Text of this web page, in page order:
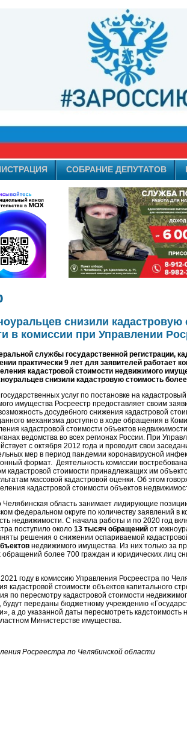
СОБРАНИЕ ДЕПУТАТОВ
снизили кадастровую
в комиссии при Управлении
службы государственной регистрации,
практически 9 лет для заявителей работает
кадастровой стоимости недвижимого
снизили кадастровую стоимость
услуг по постановке на
имущества Росреестр предоставляет своим
досудебного снижения кадастровой
механизма доступно в ходе обращения в
кадастровой стоимости объектов
ведомства во всех регионах России. При
с октября 2012 года и проводит свои
мер в период пандемии коронавирусной
формат. Деятельность комиссии
кадастровой стоимости принадлежащих им
массовой кадастровой оценки. Об этом
кадастровой стоимости объектов
Челябинская область занимает лидирующие
федеральном округе по количеству заявлений
недвижимости. С начала работы и по 2020 год
поступило около 13 тысяч обращений от
решения о снижении оспариваемой
недвижимого имущества. Из них только за
более 700 граждан и юридических лиц
году в комиссию Управления Росреестра по
кадастровой стоимости объектов капитального
по пересмотру кадастровой стоимости
будут переданы бюджетному учреждению
а до указанной даты пересмотреть
Министерстве имущества.
Росреестра по Челябинской области